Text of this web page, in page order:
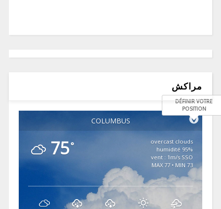
مراكش
COLUMBUS
DÉFINIR VOTRE
POSITION
75°
overcast clouds
95% humidité
vent : 1m/s SSO
MAX 77 • MIN 73